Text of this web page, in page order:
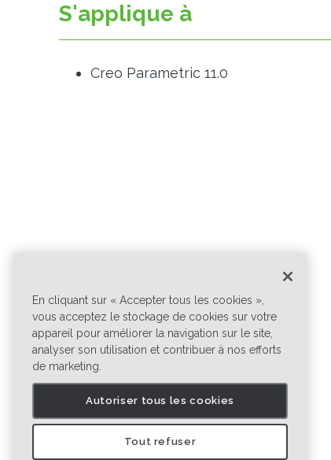
S'applique à
Creo Parametric 11.0
En cliquant sur « Accepter tous les cookies »,
vous acceptez le stockage de cookies sur votre
appareil pour améliorer la navigation sur le site,
analyser son utilisation et contribuer à nos efforts
de marketing.
Autoriser tous les cookies
Tout refuser